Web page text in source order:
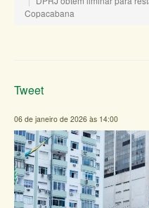
Copacabana
Tweet
06 de janeiro de 2026 às 14:00